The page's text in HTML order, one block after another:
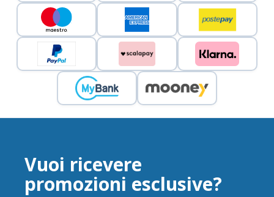
Vuoi ricevere
promozioni esclusive?